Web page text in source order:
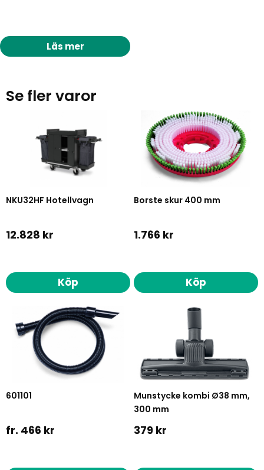
Läs mer
Se fler varor
NKU32HF Hotellvagn
12.828 kr
Köp
Borste skur 400 mm
1.766 kr
Köp
601101
fr. 466 kr
Munstycke kombi Ø38 mm,
300 mm
379 kr